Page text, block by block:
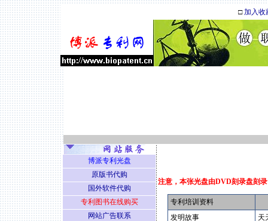
□加入收
注意，本张光盘由DVD刻录盘刻
专利培训资料
发明故事
天
博派专利光盘
原版书代购
国外软件代购
专利图书在线购买
网站广告联系